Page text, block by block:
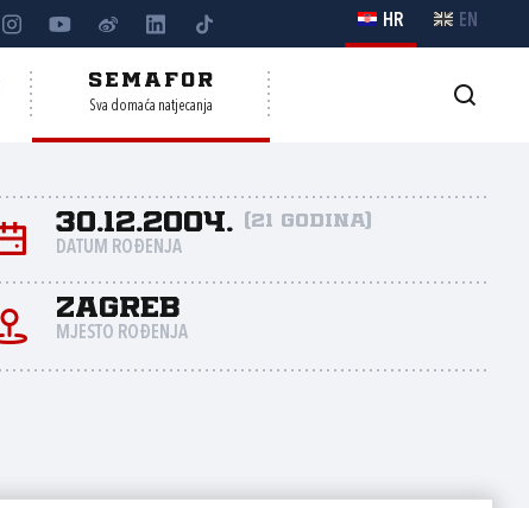
HR EN
SEMAFOR
Sva domaća natjecanja
30.12.2004. (21 godina)
DATUM ROĐENJA
Zagreb
MJESTO ROĐENJA